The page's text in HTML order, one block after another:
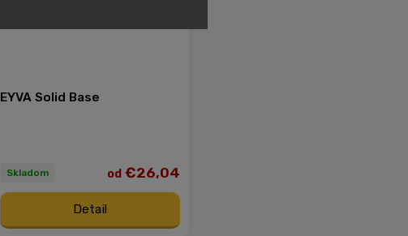
EYVA Solid Base
Skladom od €26,04
Detail